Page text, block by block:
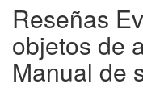
Reseñas
objetos de
Manual de